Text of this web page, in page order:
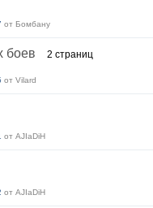
от Бомбану
боев 2 страниц
от Vilard
от AJIaDiH
от AJIaDiH